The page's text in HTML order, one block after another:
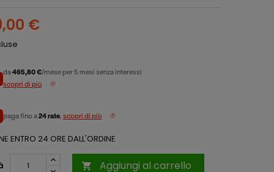
€
da465,80 €/mese per 5 mesi senza interessi
scopri di più
paga fino a24 rate, scopri di più
ENTRO 24 ORE DALL'ORDINE
 Aggiungi al carrello